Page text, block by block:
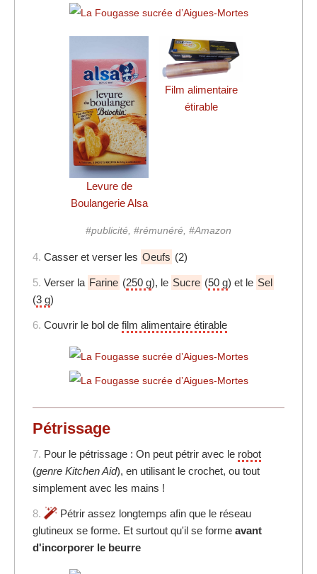
Levure de
Boulangerie Alsa
Film alimentaire
étirable
#publicité, #rémunéré, #Amazon
4. Casser et verser les Oeufs (2)
5. Verser la Farine (250 g), le Sucre (50 g) et le Sel
(3 g)
6. Couvrir le bol de film alimentaire étirable
Pétrissage
7. Pour le pétrissage : On peut pétrir avec le robot
(genre Kitchen Aid), en utilisant le crochet, ou tout
simplement avec les mains !
8.
Pétrir assez longtemps afin que le réseau
glutineux se forme. Et surtout qu'il se forme avant
d'incorporer le beurre